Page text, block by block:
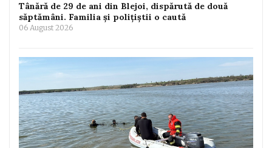
Tânără de 29 de ani din Blejoi, dispărută de două
săptămâni. Familia și polițiștii o caută
06 August 2026